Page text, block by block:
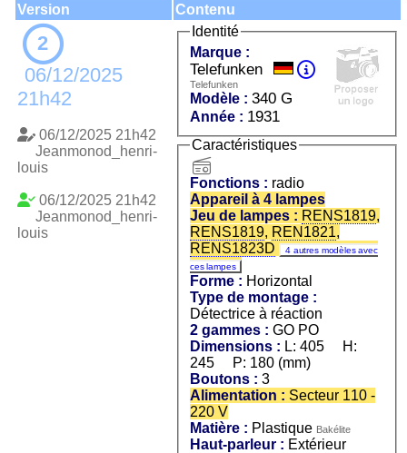
Version Contenu
2
06/12/2025
21h42
06/12/2025 21h42
Jeanmonod_henri-
louis
06/12/2025 21h42
Jeanmonod_henri-
louis
Identité
Marque :
Telefunken
Telefunken
Modèle : 340 G
Année : 1931
Caractéristiques
Fonctions : radio
Appareil à 4 lampes
Jeu de lampes : RENS1819,
RENS1819, REN1821,
RENS1823D
4 autres modèles avec
ces lampes
Forme : Horizontal
Type de montage :
Détectrice à réaction
2 gammes :
GO PO
Dimensions : L: 405 H:
245 P: 180 (mm)
Boutons : 3
Alimentation : Secteur 110 -
220 V
Matière : Plastique Bakélite
Haut-parleur : Extérieur